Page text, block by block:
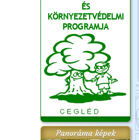
ÉS
KÖRNYEZETVÉDELMI
PROGRAMJA
Panoráma képek